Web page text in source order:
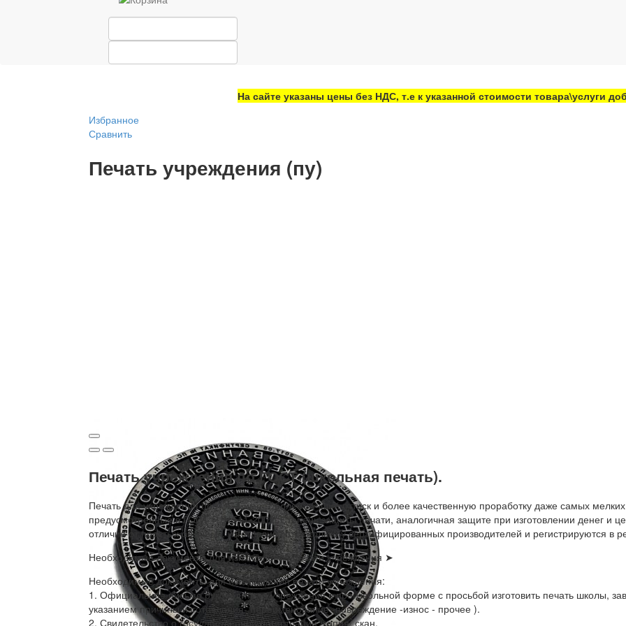
На сайте указаны цены без НДС, т.е к указанной стоимости товара\услуги
Избранное
Сравнить
Печать учреждения (пу)
Печать учреждения по ГОСТ (школьная печать).
Печать для учреждения по ГОСТ имеет более лучший оттиск и более качественную проработку даже самых
предусмотренные в ГОСТ Р 51511-2001. Степень защиты печати, аналогичная защите при изготовлении денег и
отличие от простых обычных, изготавливаются только у сертифицированных производителей и регистрируются в
Необходимые документы для изготовления печати учреждения ➤
Необходимые документы для изготовления печати учреждения:
1. Официальное письмо руководителя учреждения в произвольной форме с просьбой изготовить печать школы,
указанием причины изготовления- переименование -повреждение -износ - прочее ).
2. Свидетельство о государственной регистрации /копия/ скан.